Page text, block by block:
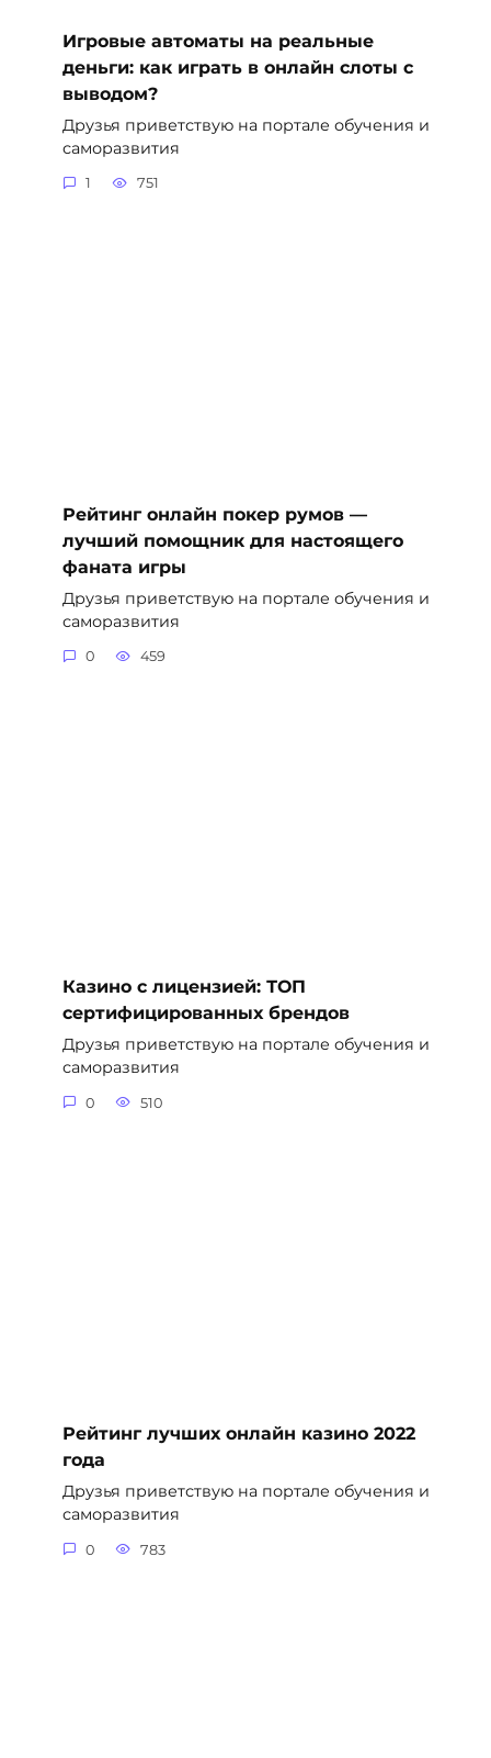
Игровые автоматы на реальные
деньги: как играть в онлайн слоты с
выводом?
Друзья приветствую на портале обучения и
саморазвития
1 751
Рейтинг онлайн покер румов —
лучший помощник для настоящего
фаната игры
Друзья приветствую на портале обучения и
саморазвития
0 459
Казино с лицензией: ТОП
сертифицированных брендов
Друзья приветствую на портале обучения и
саморазвития
0 510
Рейтинг лучших онлайн казино 2022
года
Друзья приветствую на портале обучения и
саморазвития
0 783